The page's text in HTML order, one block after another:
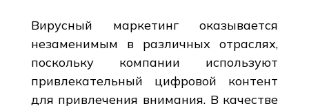
Вирусный маркетинг оказывается
незаменимым в различных отраслях,
поскольку компании используют
привлекательный цифровой контент
для привлечения внимания. В качестве